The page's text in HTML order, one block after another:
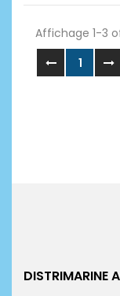
Affichage 1-3
1
DISTRIMARINE